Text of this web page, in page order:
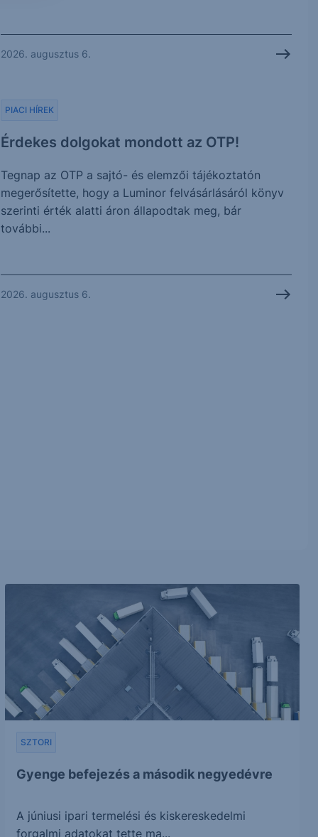
2026. augusztus 6.
Érdekes dolgokat mondott az OTP!
PIACI HÍREK
Tegnap az OTP a sajtó- és elemzői tájékoztatón
megerősítette, hogy a Luminor felvásárlásáról könyv
szerinti érték alatti áron állapodtak meg, bár
további...
2026. augusztus 6.
Gyenge befejezés a második negyedévre
SZTORI
A júniusi ipari termelési és kiskereskedelmi
forgalmi adatokat tette ma...